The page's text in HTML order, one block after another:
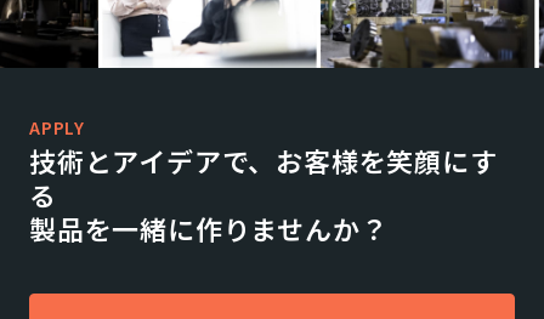
APPLY
技術とアイデアで、お客様を笑顔にす
る
製品を一緒に作りませんか？